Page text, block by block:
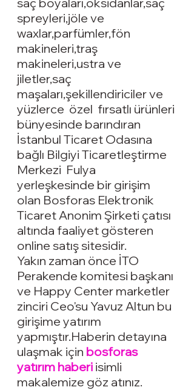
spreyleri,jöle ve
waxlar,parfümler,fön
makineleri,traş
makineleri,ustra ve
jiletler,saç
maşaları,şekillendiriciler ve
yüzlerce  özel fırsatlı ürünleri
bünyesinde barındıran
İstanbul Ticaret Odasına
bağlı Bilgiyi Ticaretleştirme
Merkezi  Fulya
yerleşkesinde bir girişim
olan Bosforas Elektronik
Ticaret Anonim Şirketi çatısı
altında faaliyet gösteren
online satış sitesidir.
Yakın zaman önce İTO
Perakende komitesi başkanı
ve Happy Center marketler
zinciri Ceo'su Yavuz Altun bu
girişime yatırım
yapmıştır.Haberin detayına
ulaşmak için bosforas
yatırım haberi isimli
makalemize göz atınız.